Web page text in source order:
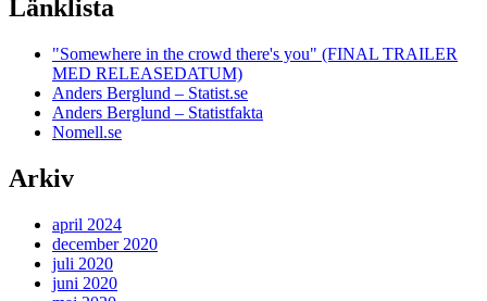
Länklista
"Somewhere in the crowd there's you" (FINAL TRAILER
MED RELEASEDATUM)
Anders Berglund – Statist.se
Anders Berglund – Statistfakta
Nomell.se
Arkiv
april 2024
december 2020
juli 2020
juni 2020